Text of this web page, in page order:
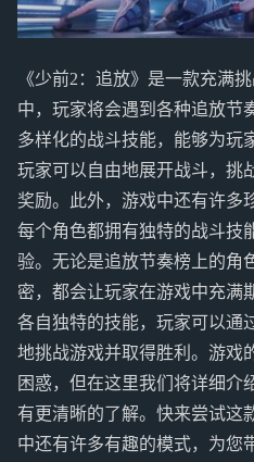
《少前2：追放》是一款充满
中，玩家将会遇到各种追放节
多样化的战斗技能，能够为玩
玩家可以自由地展开战斗，挑
奖励。此外，游戏中还有许多
每个角色都拥有独特的战斗技
验。无论是追放节奏榜上的角
密，都会让玩家在游戏中充满
各自独特的技能，玩家可以通
地挑战游戏并取得胜利。游戏
困惑，但在这里我们将详细介
有更清晰的了解。快来尝试这
中还有许多有趣的模式，为您